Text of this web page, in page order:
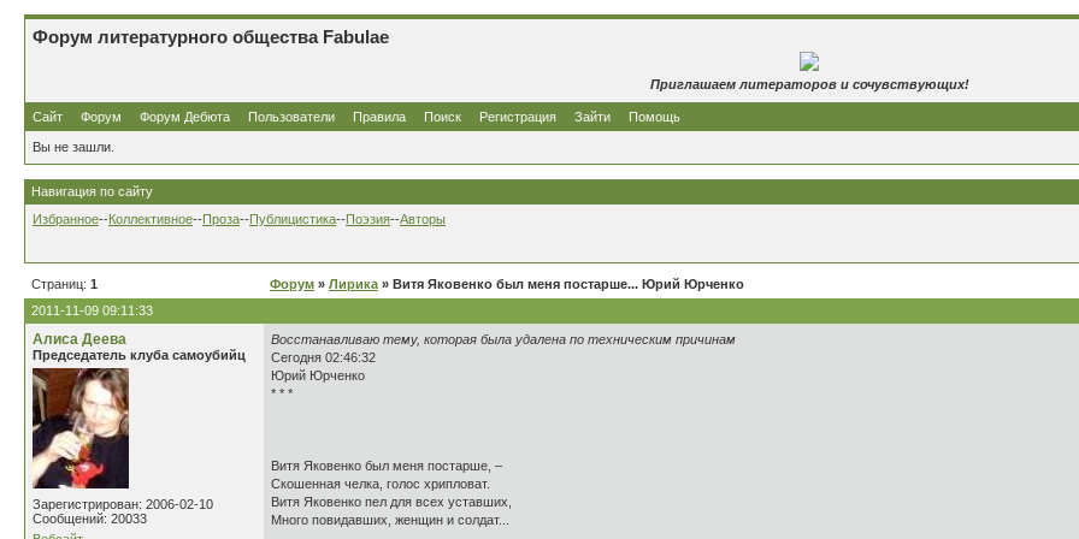
Форум литературного общества Fabulae
Приглашаем литераторов и сочувствующих!
Сайт Форум Форум Дебюта Пользователи Правила Поиск Регистрация Зайти Помощь
Вы не зашли.
Навигация по сайту
Избранное--Коллективное--Проза--Публицистика--Поэзия--Авторы
Страниц: 1 Форум » Лирика » Витя Яковенко был меня постарше... Юрий Юрченко
2011-11-09 09:11:33
Алиса Деева
Председатель клуба самоубийц
Зарегистрирован: 2006-02-10
Сообщений: 20033
Восстанавливаю тему, которая была удалена по техническим причинам
Сегодня 02:46:32
Юрий Юрченко
* * *
Витя Яковенко был меня постарше, –
Скошенная челка, голос хрипловат.
Витя Яковенко пел для всех уставших,
Много повидавших, женщин и солдат...